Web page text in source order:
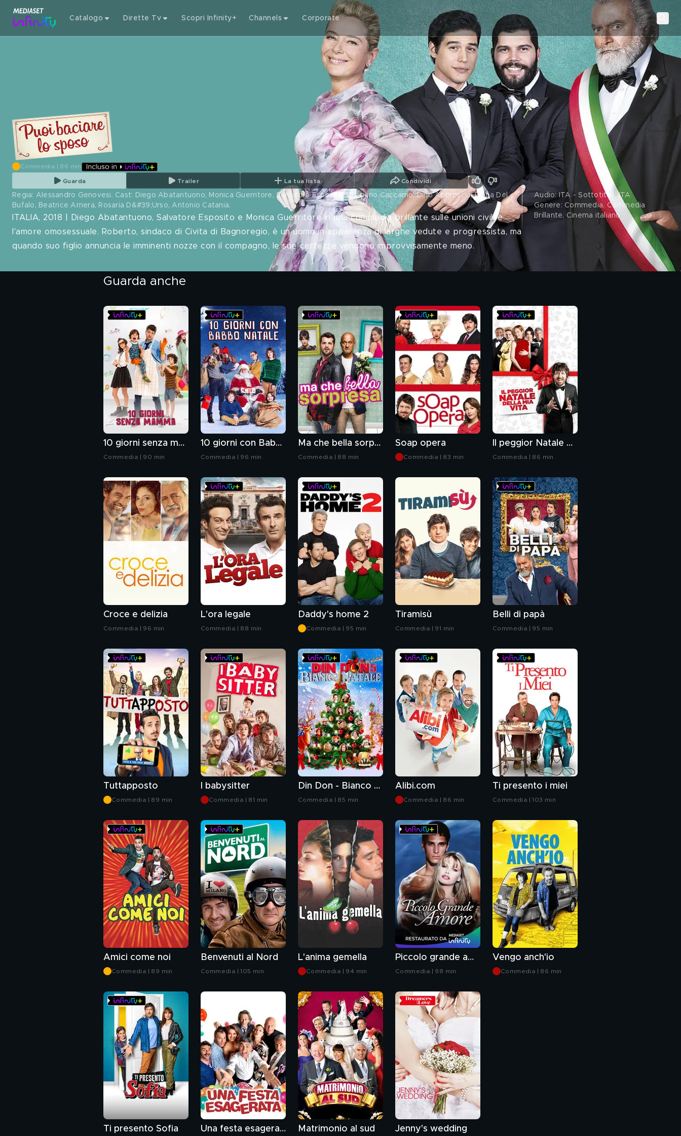
Catalogo Dirette Tv Scopri Infinity+ Channels Corporate
Commedia | 86 min
Guarda Trailer La tua lista Condividi
Regia: Alessandro Genovesi. Cast: Diego Abatantuono, Monica Guerritore, Salvatore Esposito, Cristiano Caccamo, Dino Abbrescia, Diana Del
Bufalo, Beatrice Arnera, Rosaria D&#39;Urso, Antonio Catania.
ITALIA, 2018 | Diego Abatantuono, Salvatore Esposito e Monica Guerritore in una commedia brillante sulle unioni civili e
l'amore omosessuale. Roberto, sindaco di Civita di Bagnoregio, è un uomo in apparenza di larghe vedute e progressista, ma
quando suo figlio annuncia le imminenti nozze con il compagno, le sue certezze vengono improvvisamente meno.
Audio: ITA - Sottotitoli: ITA
Genere: Commedia, Commedia
Brillante, Cinema italiano
Guarda anche
10 giorni senza mamma
Commedia | 90 min
10 giorni con Babbo Natale
Commedia | 96 min
Ma che bella sorpresa
Commedia | 88 min
Soap opera
Commedia | 83 min
Il peggior Natale della mia vita
Commedia | 86 min
Croce e delizia
Commedia | 96 min
L'ora legale
Commedia | 88 min
Daddy's home 2
Commedia | 95 min
Tiramisù
Commedia | 91 min
Belli di papà
Commedia | 95 min
Tuttapposto
Commedia | 89 min
I babysitter
Commedia | 81 min
Din Don - Bianco Natale
Commedia | 85 min
Alibi.com
Commedia | 86 min
Ti presento i miei
Commedia | 103 min
Amici come noi
Commedia | 89 min
Benvenuti al Nord
Commedia | 105 min
L'anima gemella
Commedia | 94 min
Piccolo grande amore
Commedia | 98 min
Vengo anch'io
Commedia | 86 min
Ti presento Sofia Una festa esagerata Matrimonio al sud Jenny's wedding